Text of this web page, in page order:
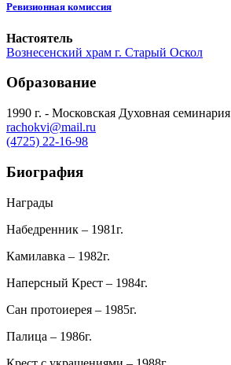
Ревизионная комиссия
Настоятель
Вознесенский храм г. Старый Оскол
Образование
1990 г. - Московская Духовная семинария
rachokvi@mail.ru
(4725) 22-16-98
Биография
Награды
Набедренник – 1981г.
Камилавка – 1982г.
Наперсный Крест – 1984г.
Сан протоиерея – 1985г.
Палица – 1986г.